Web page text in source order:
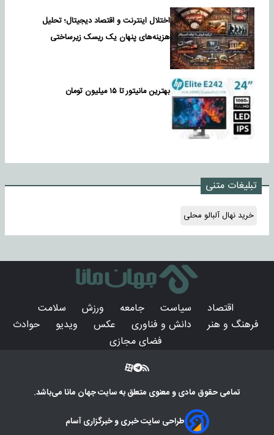
اختلال اینترنت و اقتصاد دیجیتال؛ تحلیل
هزینه‌های پنهان یک ریسک زیرساختی
بهترین مانیتور تا ۱۵ میلیون تومان
تبلیغات متنی
خرید نهال آلبالو محلی
اقتصاد سیاست جامعه ورزش
سلامت
فرهنگ و هنر
دانش و فناوری عکس ویدیو
حوادث
فضای مجازی
تمامی حقوق مادی و معنوی متعلق به سایتجهان مانامی‌باشد.
طراحی سایت خبری و خبرگزاری آسام